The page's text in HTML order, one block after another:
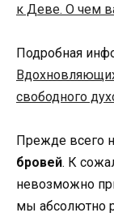
к Деве. О чем
Подробная
свободного
Прежде всего
бровей. К
невозможно
мы абсолютно